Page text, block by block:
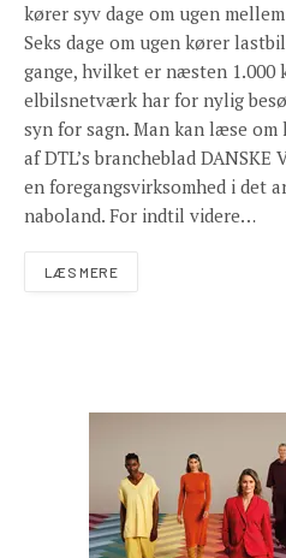
kører syv dage om ugen
Seks dage om ugen kører
gange, hvilket er næsten 1.000
elbilsnetværk har for nylig
syn for sagn. Man kan læse
af DTL’s brancheblad
en foregangsvirksomhed i det
naboland. For indtil videre…
LÆS MERE